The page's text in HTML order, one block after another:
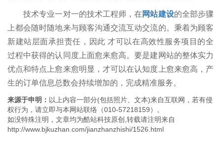
技术专业一对一的技术工程师，在 网站建设的全部步骤
上都会随时随地来与顾客沟通交流互动交流的。秉着为顾客
新建站层面承担责任，因此 才可以在高效性服务项目的全
过程中获得的认同度上面愈来愈高。要是建网站的整体实力
优点和特点上愈来愈明显，才可以在认知度上愈来愈高，产
生的订单信息总数会持续增加的，完成精准服务。
来源于申明： 以上内容一部分(包括照片、文本)来自互联网，若有侵
权行为，请立即与本网站联络（010-57218159）。
如没特殊注明，文章均为酷站科技原创,转载请注明来自
http://www.bjkuzhan.com/jianzhanzhishi/1526.html